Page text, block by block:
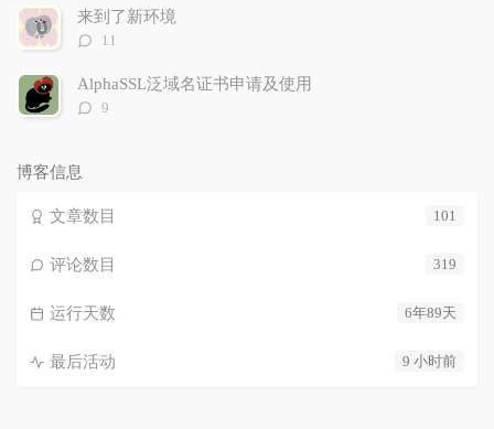
数：
来到了新环境
评
数：
11
AlphaSSL泛域名证书申请及使用
评
9
博客信息
101
文章数目
319
评论数目
6年89天
运行天数
9 小时前
最后活动